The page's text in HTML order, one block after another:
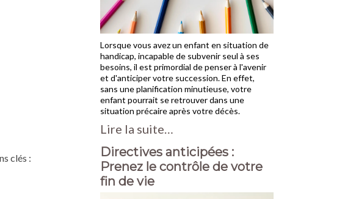
clés :
Lorsque vous avez un enfant en situation de
handicap, incapable de subvenir seul à ses
besoins, il est primordial de penser à l'avenir
et d'anticiper votre succession. En effet,
sans une planification minutieuse, votre
enfant pourrait se retrouver dans une
situation précaire après votre décès.
Lire la suite…
Directives anticipées :
Prenez le contrôle de votre
fin de vie